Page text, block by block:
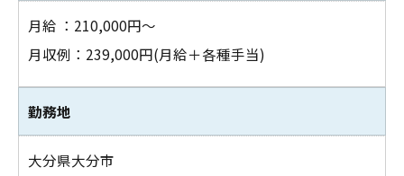
月給 ：210,000円～
月収例：239,000円(月給＋各種手当)
勤務地
大分県大分市